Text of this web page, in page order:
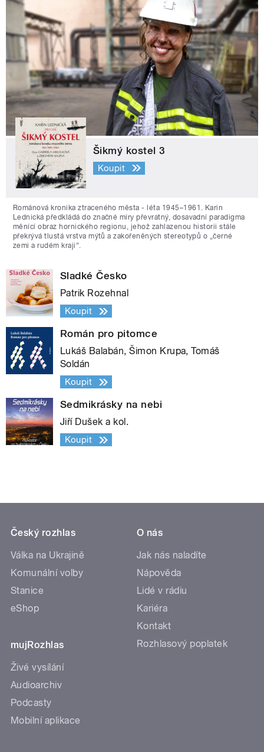
Šikmý kostel 3
Koupit
Románová kronika ztraceného města - léta 1945–1961. Karin
Lednická předkládá do značné míry převratný, dosavadní paradigma
měnící obraz hornického regionu, jehož zahlazenou historii stále
překrývá tlustá vrstva mýtů a zakořeněných stereotypů o „černé
zemi a rudém kraji“.
Sladké Česko
Patrik Rozehnal
Koupit
Román pro pitomce
Lukáš Balabán, Šimon Krupa, Tomáš
Soldán
Koupit
Sedmikrásky na nebi
Jiří Dušek a kol.
Koupit
Český rozhlas
Válka na Ukrajině
Komunální volby
Stanice
eShop
mujRozhlas
Živé vysílání
Audioarchiv
Podcasty
Mobilní aplikace
O nás
Jak nás naladíte
Nápověda
Lidé v rádiu
Kariéra
Kontakt
Rozhlasový poplatek